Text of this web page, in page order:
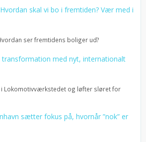
skal vi bo i fremtiden? Vær med i
ser fremtidens boliger ud?
transformation med nyt, internationalt
i Lokomotivværkstedet og løfter sløret for
sætter fokus på, hvornår ”nok” er